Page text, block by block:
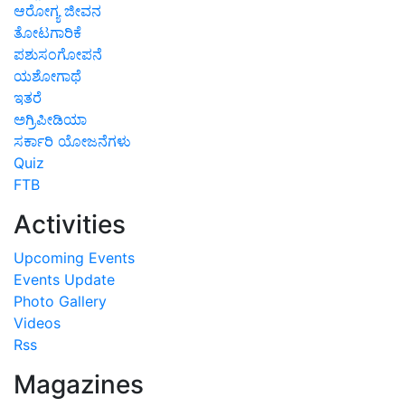
ಆರೋಗ್ಯ ಜೀವನ
ತೋಟಗಾರಿಕೆ
ಪಶುಸಂಗೋಪನೆ
ಯಶೋಗಾಥೆ
ಇತರೆ
ಅಗ್ರಿಪೀಡಿಯಾ
ಸರ್ಕಾರಿ ಯೋಜನೆಗಳು
Quiz
FTB
Activities
Upcoming Events
Events Update
Photo Gallery
Videos
Rss
Magazines